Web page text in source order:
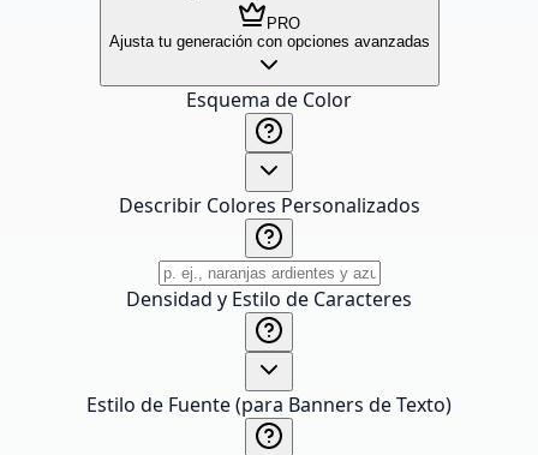
PRO
Ajusta tu generación con opciones avanzadas
Esquema de Color
Describir Colores Personalizados
Densidad y Estilo de Caracteres
Estilo de Fuente (para Banners de Texto)